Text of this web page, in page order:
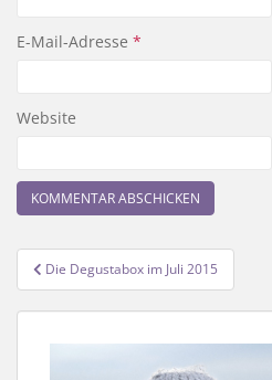
E-Mail-Adresse *
Website
Beitragsnavigation
Die Degustabox im Juli 2015